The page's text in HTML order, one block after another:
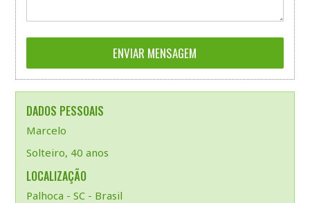
DADOS PESSOAIS
Marcelo
Solteiro, 40 anos
LOCALIZAÇÃO
Palhoca - SC - Brasil